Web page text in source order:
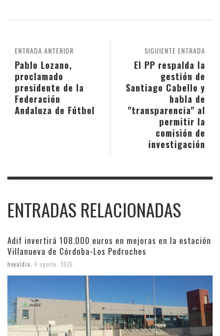
SIGUIENTE ENTRADA
El PP respalda la
gestión de
Santiago Cabello y
habla de
"transparencia" al
permitir la
comisión de
investigación
ENTRADA ANTERIOR
Pablo Lozano,
proclamado
presidente de la
Federación
Andaluza de Fútbol
ENTRADAS RELACIONADAS
Adif invertirá 108.000 euros en mejoras en la estación
Villanueva de Córdoba-Los Pedroches
hoyaldia 4 agosto, 2026